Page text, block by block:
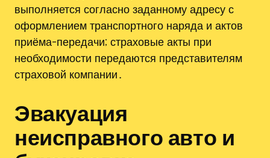
выполняется согласно заданному адресу с
оформлением транспортного наряда и актов
приёма-передачи; страховые акты при
необходимости передаются представителям
страховой компании․
Эвакуация
неисправного авто и